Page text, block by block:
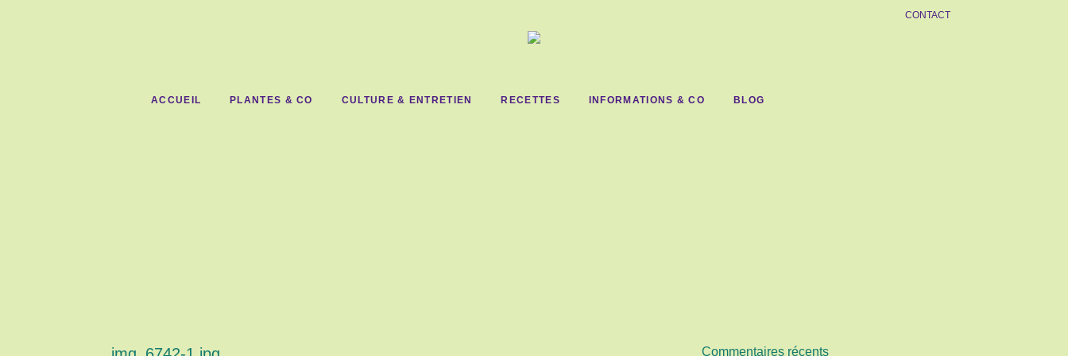
CONTACT
ACCUEIL PLANTES & CO CULTURE & ENTRETIEN RECETTES INFORMATIONS & CO BLOG
Commentaires récents